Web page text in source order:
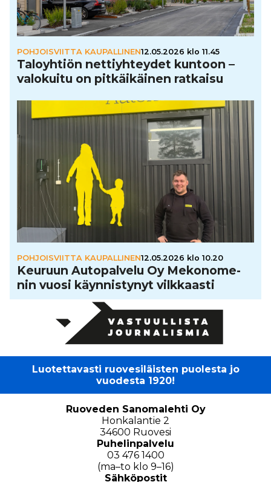
POHJOISVIITTA KAUPALLINEN12.05.2026 klo 11.45
Talo­yh­tiön net­tiyh­tey­det kuntoon –
valokuitu on pit­käi­käi­nen ratkaisu
POHJOISVIITTA KAUPALLINEN12.05.2026 klo 10.20
Keuruun Auto­pal­velu Oy Meko­no­me­
nin vuosi käyn­nis­ty­nyt vilk­kaasti
Luotettavasti ruovesiläisten puolesta jo
vuodesta 1920!
Ruoveden Sanomalehti Oy
Honkalantie 2
34600 Ruovesi
Puhelinpalvelu
03 476 1400
(ma–to klo 9–16)
Sähköpostit